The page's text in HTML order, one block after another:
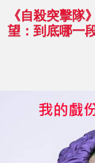
《自殺突擊隊
望：到底哪一